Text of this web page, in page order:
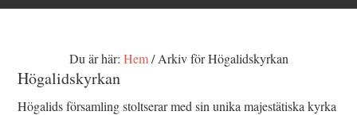
Du är här: Hem /Arkiv för Högalidskyrkan
Högalidskyrkan
Högalids församling stoltserar med sin unika majestätiska kyrka